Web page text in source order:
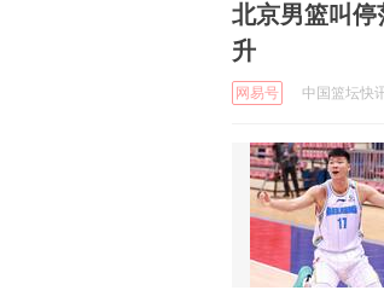
北京男篮叫
升
网易号 中国篮坛快